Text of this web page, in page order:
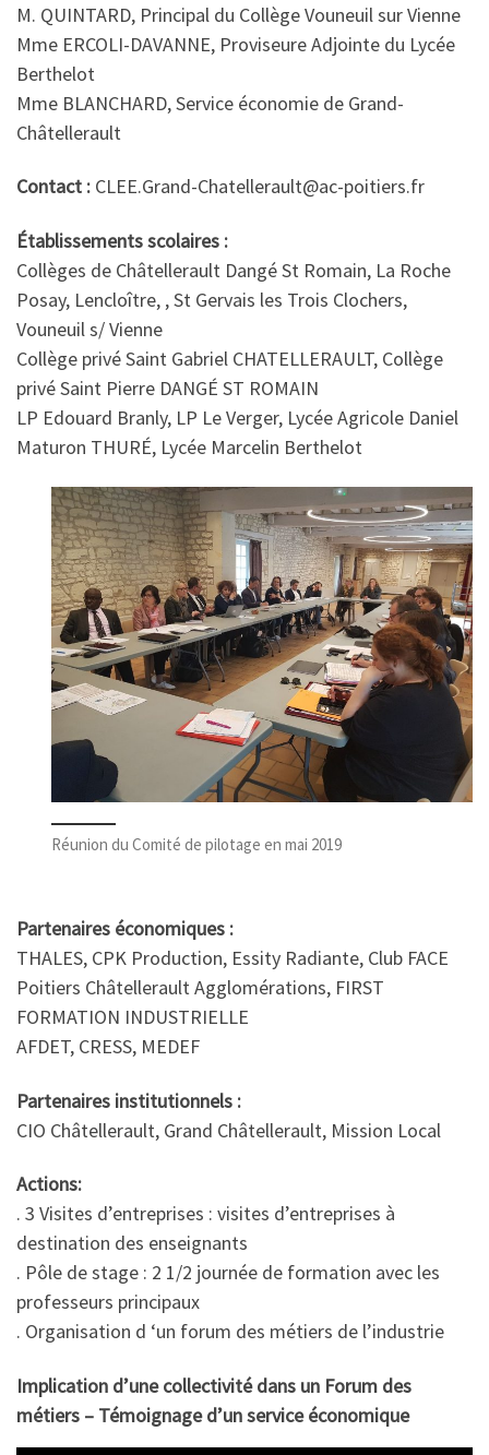
M. QUINTARD, Principal du Collège Vouneuil sur Vienne
Mme ERCOLI-DAVANNE, Proviseure Adjointe du Lycée
Berthelot
Mme BLANCHARD, Service économie de Grand-
Châtellerault
Contact : CLEE.Grand-Chatellerault@ac-poitiers.fr
Établissements scolaires :
Collèges de Châtellerault Dangé St Romain, La Roche
Posay, Lencloître, , St Gervais les Trois Clochers,
Vouneuil s/ Vienne
Collège privé Saint Gabriel CHATELLERAULT, Collège
privé Saint Pierre DANGÉ ST ROMAIN
LP Edouard Branly, LP Le Verger, Lycée Agricole Daniel
Maturon THURÉ, Lycée Marcelin Berthelot
Réunion du Comité de pilotage en mai 2019
Partenaires économiques :
THALES, CPK Production, Essity Radiante, Club FACE
Poitiers Châtellerault Agglomérations, FIRST
FORMATION INDUSTRIELLE
AFDET, CRESS, MEDEF
Partenaires institutionnels :
CIO Châtellerault, Grand Châtellerault, Mission Local
Actions:
. 3 Visites d’entreprises : visites d’entreprises à
destination des enseignants
. Pôle de stage : 2 1/2 journée de formation avec les
professeurs principaux
. Organisation d ‘un forum des métiers de l’industrie
Implication d’une collectivité dans un Forum des
métiers – Témoignage d’un service économique